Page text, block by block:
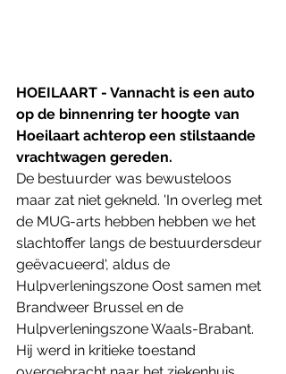
HOEILAART - Vannacht is een auto
op de binnenring ter hoogte van
Hoeilaart achterop een stilstaande
vrachtwagen gereden.
De bestuurder was bewusteloos
maar zat niet gekneld. 'In overleg met
de MUG-arts hebben hebben we het
slachtoffer langs de bestuurdersdeur
geëvacueerd', aldus de
Hulpverleningszone Oost samen met
Brandweer Brussel en de
Hulpverleningszone Waals-Brabant.
Hij werd in kritieke toestand